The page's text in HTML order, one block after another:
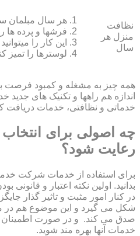
نظافت
منزل هر
سال
هر سال مبلمان
فرش‏ها و پرده ‏ها
این کار را
لوسترها را تمیز
همه چیز به مشغله و کمبود فرصت
اندازه هم راهها و تکنیک های
خدماتی و نظافتی، خدمات دریافت
چه اصولی برای
رعایت شود؟
برای استفاده از خدمات شرکت
بدانید. اولین نکته اعتبار و
در کنار امور مثبت و تاثیر گذار
شکل می گیرد و این موضوع هم در
صدق می کند. و در صورت اطمینان از
خدمات آنها بهره مند شوید.